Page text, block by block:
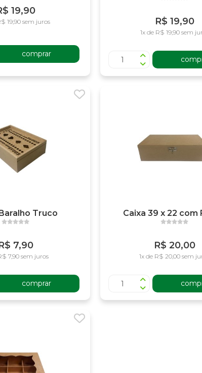
19,90
19,90 sem juros
comprar
R$ 19,90
1x de R$ 19,90 sem
Truco
7,90
7,90 sem juros
comprar
Caixa 39 x 22 com
R$ 20,00
1x de R$ 20,00 sem